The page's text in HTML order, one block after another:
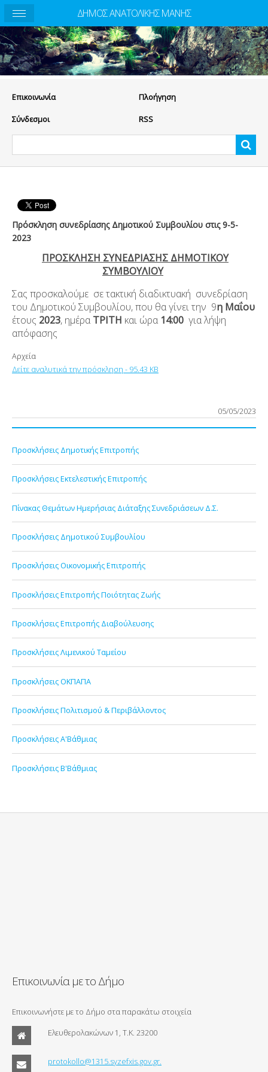
Eπικοινωνία Πλοήγηση
Σύνδεσμοι RSS
Πρόσκληση συνεδρίασης Δημοτικού Συμβουλίου στις 9-5-
2023
ΠΡΟΣΚΛΗΣΗ ΣΥΝΕΔΡΙΑΣΗΣ ΔΗΜΟΤΙΚΟΥ
ΣΥΜΒΟΥΛΙΟΥ
Σας προσκαλούμε σε τακτική διαδικτυακή συνεδρίαση
του Δημοτικού Συμβουλίου, που θα γίνει την 9η Μαΐου
έτους 2023, ημέρα ΤΡΙΤΗ και ώρα 14:00 για λήψη
απόφασης
Αρχεία
Δείτε αναλυτικά την πρόσκληση - 95.43 KB
05/05/2023
Προσκλήσεις Δημοτικής Επιτροπής
Προσκλήσεις Εκτελεστικής Επιτροπής
Πίνακας Θεμάτων Ημερήσιας Διάταξης Συνεδριάσεων Δ.Σ.
Προσκλήσεις Δημοτικού Συμβουλίου
Προσκλήσεις Οικονομικής Επιτροπής
Προσκλήσεις Επιτροπής Ποιότητας Ζωής
Προσκλήσεις Επιτροπής Διαβούλευσης
Προσκλήσεις Λιμενικού Ταμείου
Προσκλήσεις ΟΚΠΑΠΑ
Προσκλήσεις Πολιτισμού & Περιβάλλοντος
Προσκλήσεις Α'Βάθμιας
Προσκλήσεις Β'Βάθμιας
Επικοινωνία με το Δήμο
Επικοινωνήστε με το Δήμο στα παρακάτω στοιχεία
Ελευθερολακώνων 1, Τ.Κ. 23200
protokollo@1315.syzefxis.gov.gr.
ΔΗΜΟΣ ΑΝΑΤΟΛΙΚΗΣ ΜΑΝΗΣ